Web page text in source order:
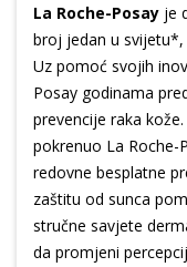
La Roche-Posay je
broj jedan u
Uz pomoć svojih
Posay godinama
prevencije raka
pokrenuo La Roche-
redovne besplatne
zaštitu od sunca
stručne savjete
da promjeni